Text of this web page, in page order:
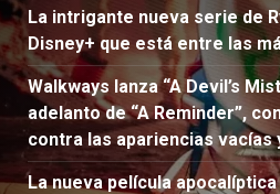
La intrigante nueva serie de
Disney+ que está entre las
Walkways lanza “A Devil’s
adelanto de “A Reminder”,
contra las apariencias vacías
La nueva película